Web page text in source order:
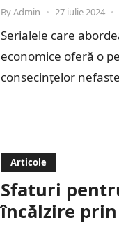
ByAdmin • 27 iulie 2024 •
Serialele care
economice oferă o
consecințelor
Articole
Sfaturi
încălzire